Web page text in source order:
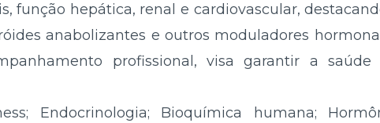
função hepática, renal e cardiovascular,
anabolizantes e outros moduladores
profissional, visa garantir a
Endocrinologia; Bioquímica humana;